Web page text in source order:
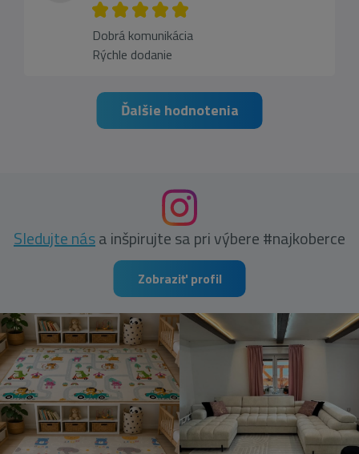
Dobrá komunikácia
Rýchle dodanie
Ďalšie hodnotenia
Sledujte nása inšpirujte sa pri výbere #najkoberce
Zobraziť profil